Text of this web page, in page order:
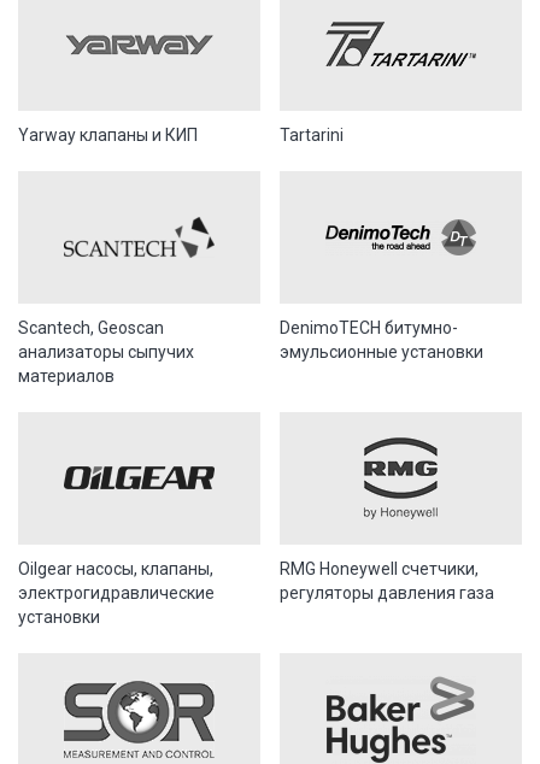
Yarway клапаны и КИП Tartarini
Scantech, Geoscan
анализаторы сыпучих
материалов
DenimoTECH битумно-
эмульсионные установки
Oilgear насосы, клапаны,
электрогидравлические
установки
RMG Honeywell счетчики,
регуляторы давления газа